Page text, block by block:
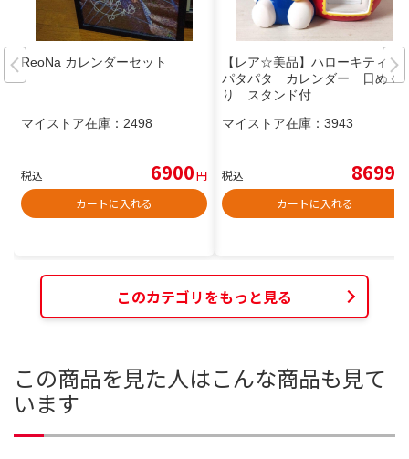
ReoNa カレンダーセット
マイストア在庫： 2498
税込 6900円
カートに入れる
【レア☆美品】ハローキティ
パタパタ カレンダー 日めく
り スタンド付
マイストア在庫： 3943
税込 8699
カートに入れる
このカテゴリをもっと見る
この商品を見た人はこんな商品も見て
います